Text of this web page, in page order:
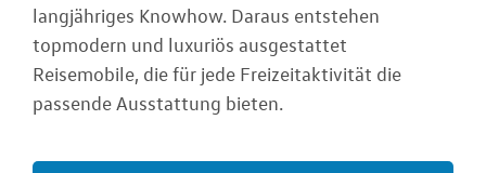
langjähriges Knowhow. Daraus entstehen
topmodern und luxuriös ausgestattet
Reisemobile, die für jede Freizeitaktivität die
passende Ausstattung bieten.